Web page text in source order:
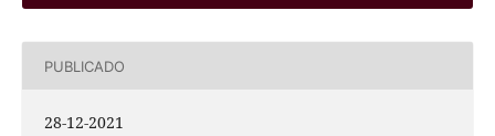
PUBLICADO
28-12-2021